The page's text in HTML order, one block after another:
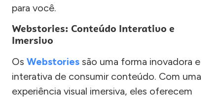
para você.
Webstories: Conteúdo Interativo e
Imersivo
Os Webstories são uma forma inovadora e
interativa de consumir conteúdo. Com uma
experiência visual imersiva, eles oferecem